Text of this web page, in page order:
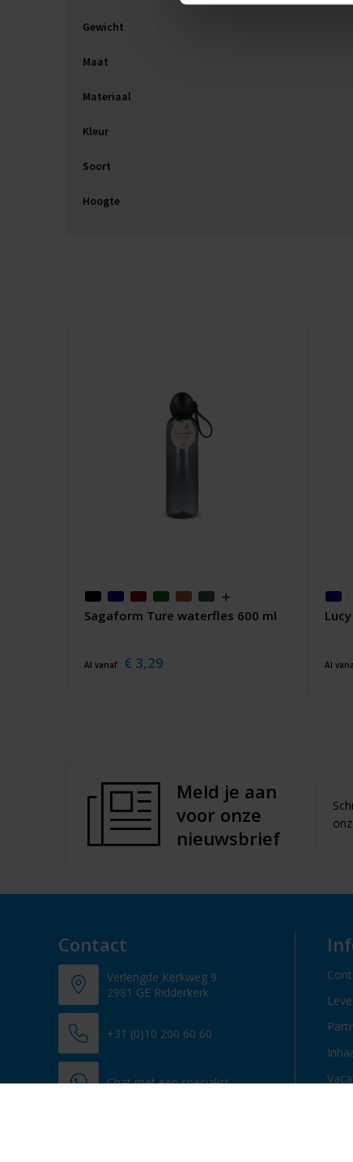
Gewicht
Maat
Materiaal
Kleur
Soort
Hoogte
Sagaform Ture waterfles 600 ml
Al vanaf € 3,29 Al
Meld je aan
voor onze
nieuwsbrief
Contact
Verlengde Kerkweg 9
2981 GE Ridderkerk
+31 (0)10 200 60 60
Chat met een specialist